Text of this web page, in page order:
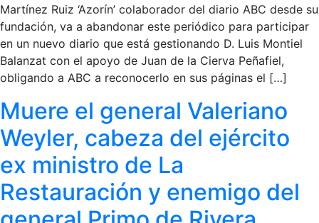
Martínez Ruiz ‘Azorín’ colaborador del diario ABC desde su
fundación, va a abandonar este periódico para participar
en un nuevo diario que está gestionando D. Luis Montiel
Balanzat con el apoyo de Juan de la Cierva Peñafiel,
obligando a ABC a reconocerlo en sus páginas el […]
Muere el general Valeriano
Weyler, cabeza del ejército
ex ministro de La
Restauración y enemigo del